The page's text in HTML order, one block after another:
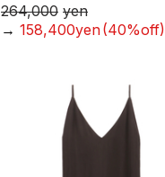
264,000 yen
→ 158,400yen(40%off)